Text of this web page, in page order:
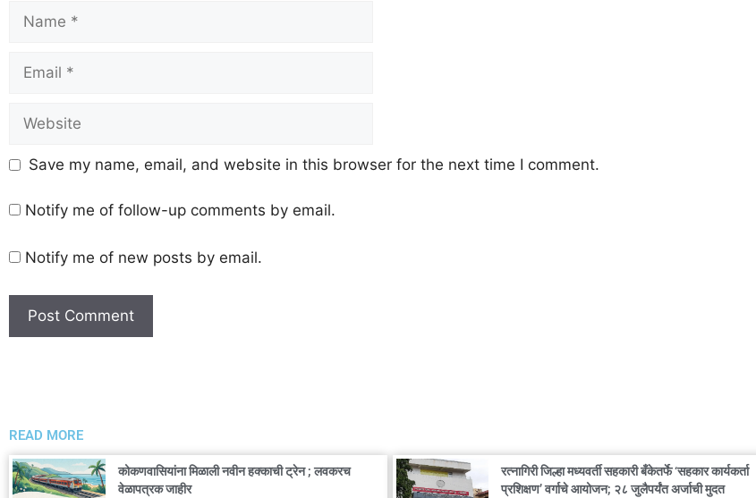
Save my name, email, and website in this browser for the next time I comment.
Notify me of follow-up comments by email.
Notify me of new posts by email.
READ MORE
कोकणवासियांना मिळाली नवीन हक्काची ट्रेन ; लवकरच
वेळापत्रक जाहीर
रत्नागिरी जिल्हा मध्यवर्ती सहकारी बँकेतर्फे ‘सहकार कार्यकर्ता
प्रशिक्षण’ वर्गाचे आयोजन; २८ जुलैपर्यंत अर्जाची मुदत